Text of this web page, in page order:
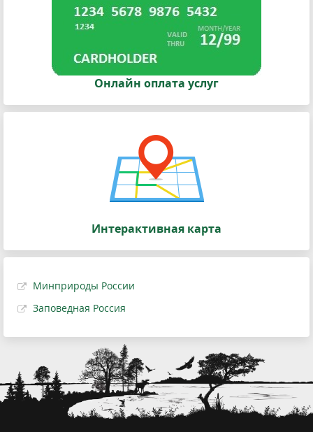
Онлайн оплата услуг
Интерактивная карта
Минприроды России
Заповедная Россия